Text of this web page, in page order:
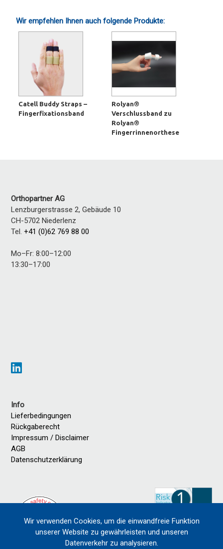
Wir empfehlen Ihnen auch folgende Produkte:
Catell Buddy Straps –
Fingerfixationsband
Rolyan®
Verschlussband zu
Rolyan®
Fingerrinnenorthese
Orthopartner AG
Lenzburgerstrasse 2, Gebäude 10
CH-5702 Niederlenz
Tel.+41 (0)62 769 88 00
Mo–Fr: 8:00–12:00
13:30–17:00
Info
Lieferbedingungen
Rückgaberecht
Impressum / Disclaimer
AGB
Datenschutzerklärung
Wir verwenden Cookies, um die einwandfreie Funktion
unserer Website zu gewährleisten und unseren
Datenverkehr zu analysieren.